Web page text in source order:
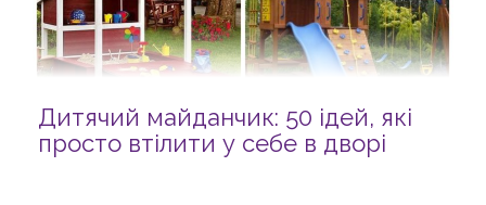
Дитячий майданчик: 50 ідей, які
просто втілити у себе в дворі